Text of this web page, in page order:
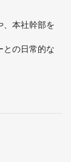
、本社幹部を
との日常的な